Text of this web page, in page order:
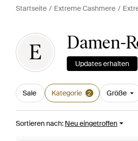
Startseite Extreme Cashmere
E Damen-
Updates erhalten
Sale Kategorie 2 Größe
Sortieren nach: Neu eingetroffen